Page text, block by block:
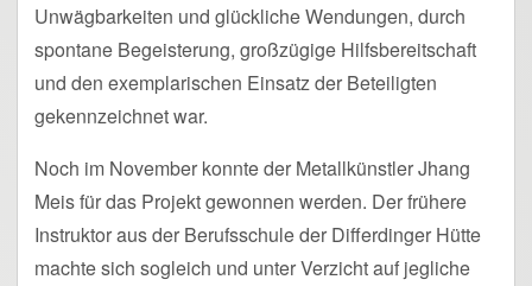
Unwägbarkeiten und glückliche Wendungen, durch
spontane Begeisterung, großzügige Hilfsbereitschaft
und den exemplarischen Einsatz der Beteiligten
gekennzeichnet war.
Noch im November konnte der Metallkünstler Jhang
Meis für das Projekt gewonnen werden. Der frühere
Instruktor aus der Berufsschule der Differdinger Hütte
machte sich sogleich und unter Verzicht auf jegliche